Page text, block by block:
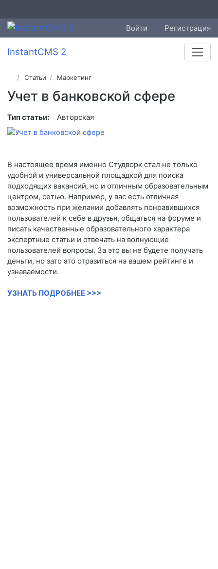
Войти Регистрация
InstantCMS 2
Статьи Маркетинг
Учет в банковской сфере
Тип статьи: Авторская
В настоящее время именно Студворк стал не только
удобной и универсальной площадкой для поиска
подходящих вакансий, но и отличным образовательным
центром, сетью. Например, у вас есть отличная
возможность при желании добавлять понравившихся
пользователей к себе в друзья, общаться на форуме и
писать качественные образовательного характера
экспертные статьи и отвечать на волнующие
пользователей вопросы. За это вы не будете получать
деньги, но зато это отразиться на вашем рейтинге и
узнаваемости.
УЗНАТЬ ПОДРОБНЕЕ >>>